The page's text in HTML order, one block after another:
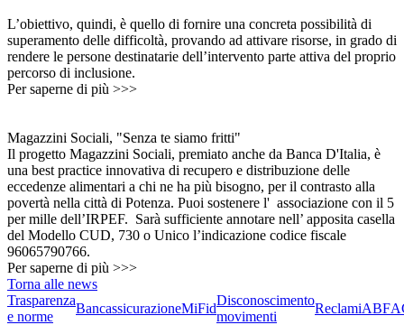
L’obiettivo, quindi, è quello di fornire una concreta possibilità di
superamento delle difficoltà, provando ad attivare risorse, in grado di
rendere le persone destinatarie dell’intervento parte attiva del proprio
percorso di inclusione.
Per saperne di più >>>
Magazzini Sociali, "Senza te siamo fritti"
Il progetto Magazzini Sociali, premiato anche da Banca D'Italia, è
una best practice innovativa di recupero e distribuzione delle
eccedenze alimentari a chi ne ha più bisogno, per il contrasto alla
povertà nella città di Potenza. Puoi sostenere l' associazione con il 5
per mille dell’IRPEF. Sarà sufficiente annotare nell’ apposita casella
del Modello CUD, 730 o Unico l’indicazione codice fiscale
96065790766.
Per saperne di più >>>
Torna alle news
Trasparenza
e norme
BancassicurazioneMiFid
Disconoscimento
movimenti
ReclamiABF